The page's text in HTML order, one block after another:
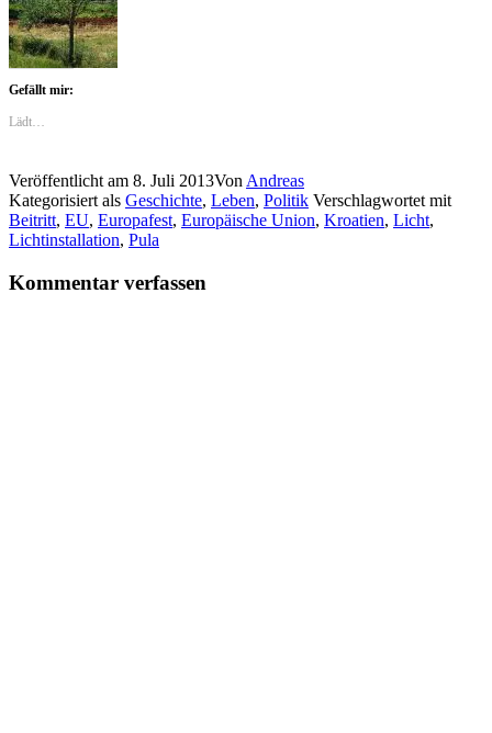
Gefällt mir:
Lädt…
Veröffentlicht am 8. Juli 2013Von Andreas
Kategorisiert als Geschichte, Leben, Politik Verschlagwortet mit
Beitritt, EU, Europafest, Europäische Union, Kroatien, Licht,
Lichtinstallation, Pula
Kommentar verfassen